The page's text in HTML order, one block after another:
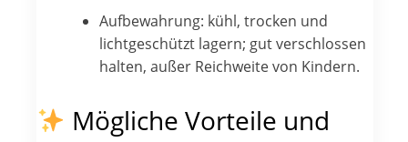
Aufbewahrung: kühl, trocken und
lichtgeschützt lagern; gut verschlossen
halten, außer Reichweite von Kindern.
Mögliche Vorteile und